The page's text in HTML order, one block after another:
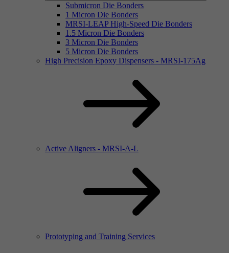
Submicron Die Bonders
1 Micron Die Bonders
MRSI-LEAP High-Speed Die Bonders
1.5 Micron Die Bonders
3 Micron Die Bonders
5 Micron Die Bonders
High Precision Epoxy Dispensers - MRSI-175Ag
Active Aligners - MRSI-A-L
Prototyping and Training Services